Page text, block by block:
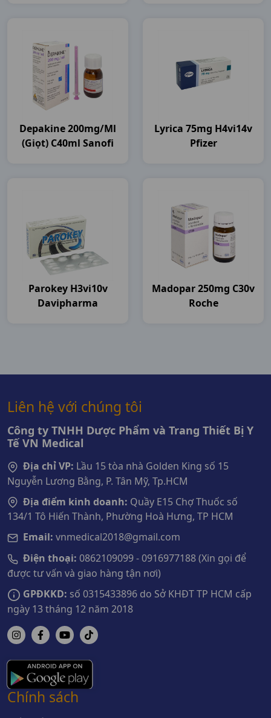
Depakine 200mg/ml
(giọt) C40ml Sanofi
Lyrica 75mg H4vi14v
Pfizer
Parokey H3vi10v
Davipharma
Madopar 250mg C30v
Roche
Liên hệ với chúng tôi
Công ty TNHH Dược Phẩm và Trang Thiết Bị Y
Tế VN Medical
Địa chỉ VP: Lầu 15 tòa nhà Golden King số 15
Nguyễn Lương Bằng, P. Tân Mỹ, Tp.HCM
Địa điểm kinh doanh: Quầy E15 Chợ Thuốc số
134/1 Tô Hiến Thành, Phường Hoà Hưng, TP HCM
Email: vnmedical2018@gmail.com
Điện thoại: 0862109099 - 0916977188 (Xin gọi để
được tư vấn và giao hàng tận nơi)
GPĐKKD: số 0315433896 do Sở KHĐT TP HCM cấp
ngày 13 tháng 12 năm 2018
Chính sách